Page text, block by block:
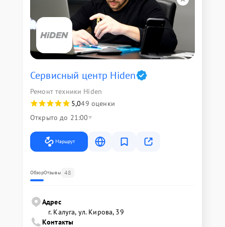
Сервисный центр Hiden
Ремонт техники Hiden
5,049 оценки
Открыто до 21:00
Маршрут
ОбзорОтзывы 48
Адрес
г. Калуга, ул. Кирова, 39
Контакты